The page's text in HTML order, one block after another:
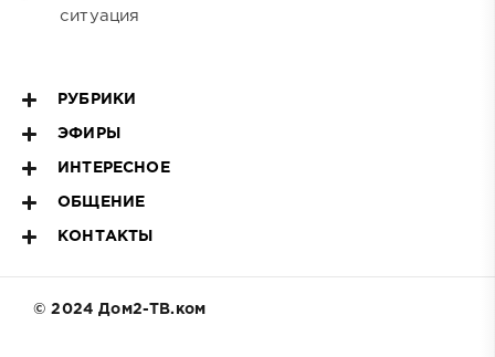
ситуация
РУБРИКИ
ЭФИРЫ
ИНТЕРЕСНОЕ
ОБЩЕНИЕ
КОНТАКТЫ
© 2024 Дом2-ТВ.ком